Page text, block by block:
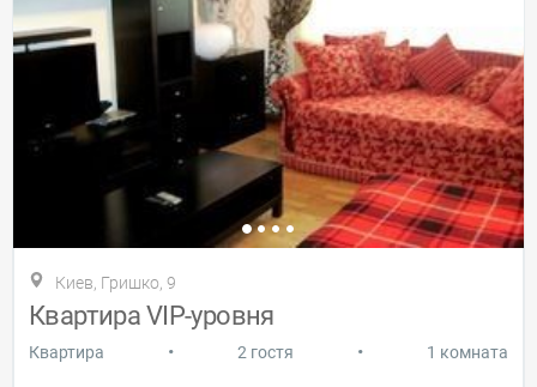
Киев, Гришко, 9
Квартира VIP-уровня
Квартира • 2 гостя • 1 комната